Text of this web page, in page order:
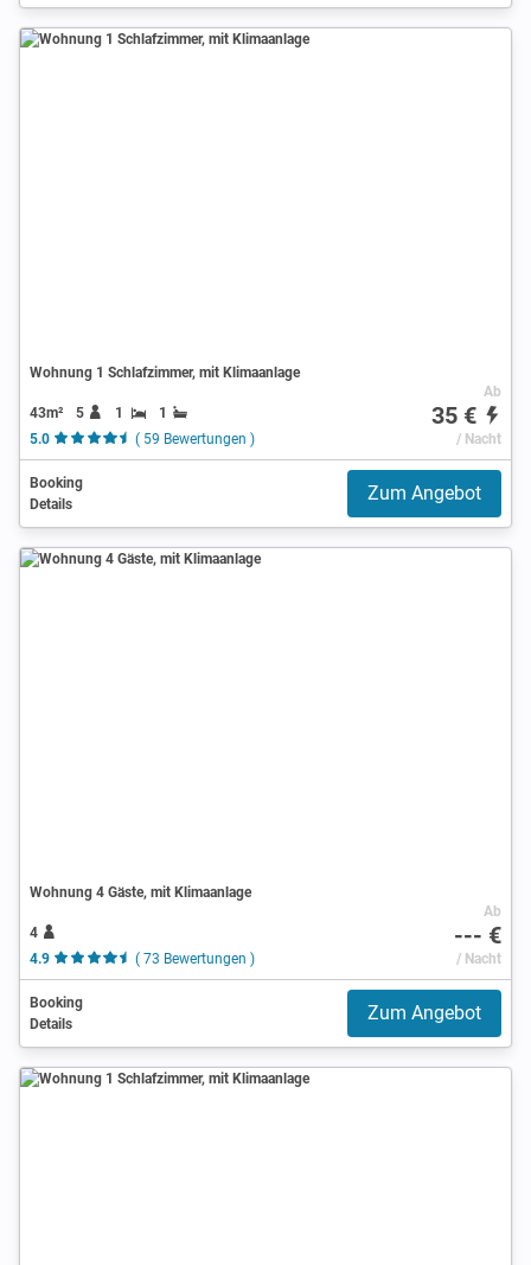
Wohnung 1 Schlafzimmer, mit Klimaanlage
43m² 5 1
1
5.0
( 59 Bewertungen )
Ab
35 €
/ Nacht
Booking
Details
Zum Angebot
Wohnung 4 Gäste, mit Klimaanlage
4
4.9
( 73 Bewertungen )
Ab
--- €
/ Nacht
Booking
Details
Zum Angebot